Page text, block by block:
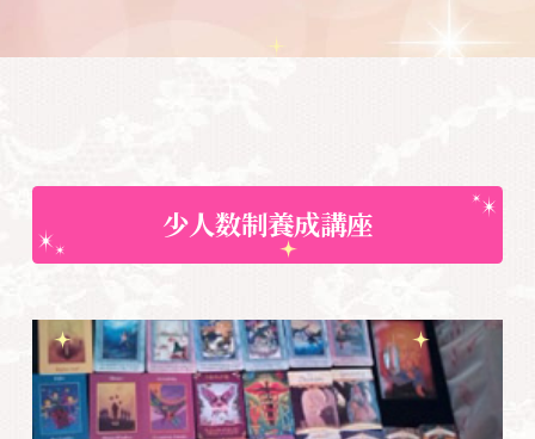
分に出会う心が軽くなるレッスン
2026.06.30
主人が亡くなりその時のまま時が止まり
今、心が限界に涙を流すのさえ止めて生
きてきた
少人数制養成講座